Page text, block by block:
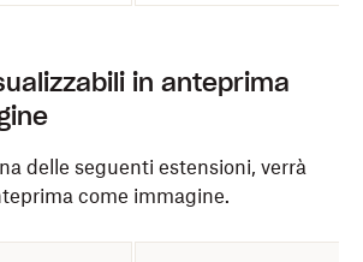
in anteprima
delle seguenti estensioni, verrà
come immagine.